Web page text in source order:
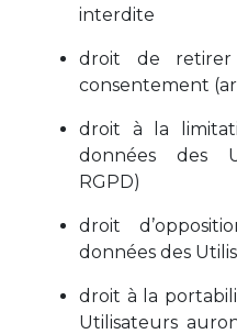
interdite
droit de
consentement
droit à la
données des
RGPD)
droit
données des
droit à la
Utilisateurs